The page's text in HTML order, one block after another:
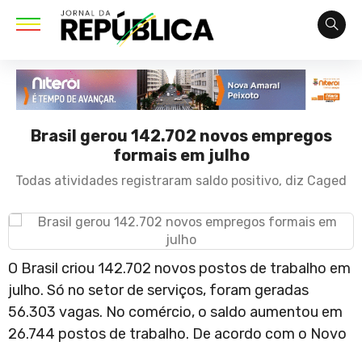
Brasil gerou 142.702 novos empregos
formais em julho
Todas atividades registraram saldo positivo, diz Caged
O Brasil criou 142.702 novos postos de trabalho em
julho. Só no setor de serviços, foram geradas
56.303 vagas. No comércio, o saldo aumentou em
26.744 postos de trabalho. De acordo com o Novo